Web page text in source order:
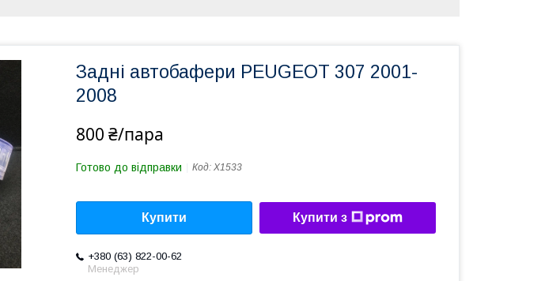
Задні автобафери PEUGEOT 307 2001-
2008
800 ₴/пара
Готово до відправки Код: X1533
Купити Купити з
+380 (63) 822-00-62
Менеджер